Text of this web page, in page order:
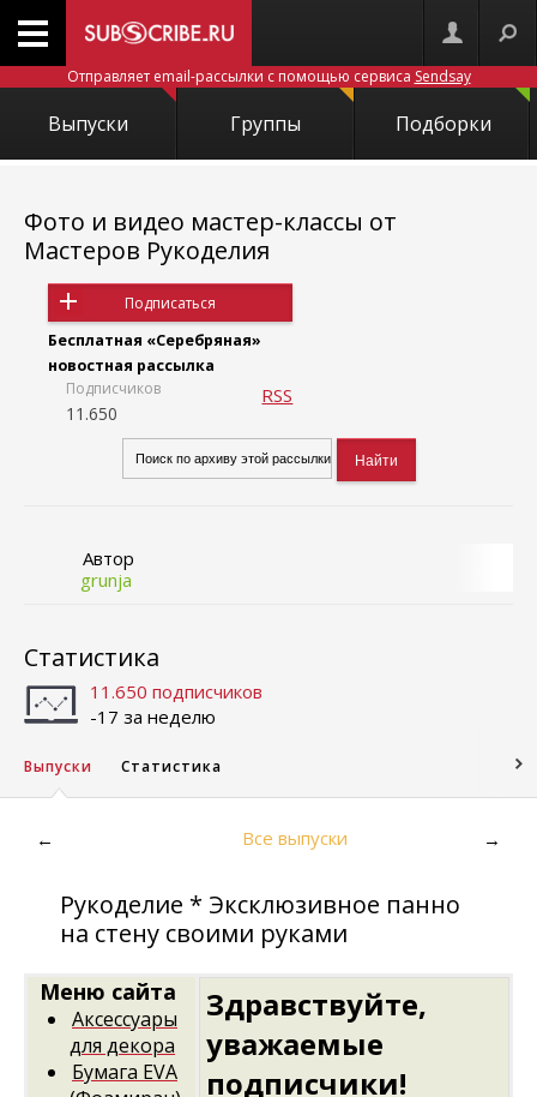
Отправляет email-рассылки с помощью сервиса Sendsay
Выпуски Группы Подборки
Фото и видео мастер-классы от
Мастеров Рукоделия
Подписаться
Бесплатная «Серебряная»
новостная рассылка
Подписчиков
11.650
RSS
Автор
grunja
Статистика
11.650 подписчиков
-17 за неделю
Выпуски Статистика
← Все выпуски →
Рукоделие * Эксклюзивное панно
на стену своими руками
Меню сайта
Аксессуары
для декора
Бумага EVA
Здравствуйте,
уважаемые
подписчики!